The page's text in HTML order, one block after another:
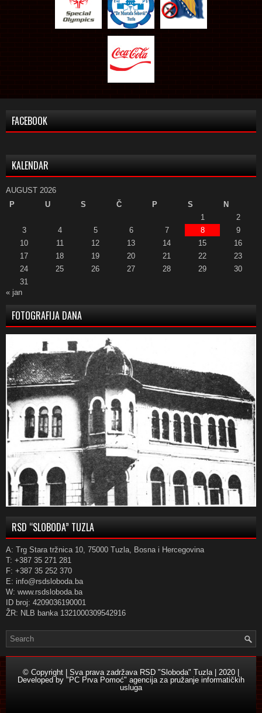
FACEBOOK
KALENDAR
AUGUST 2026
P
U S Č P S
N
1
2
3
4 5 6 7 8
9
10
11 12 13 14 15
16
17
18 19 20 21 22
23
24
25 26 27 28 29
30
31
« jan
FOTOGRAFIJA DANA
RSD “SLOBODA” TUZLA
A: Trg Stara tržnica 10, 75000 Tuzla, Bosna i Hercegovina
T: +387 35 271 281
F: +387 35 252 370
E: info@rsdsloboda.ba
W: www.rsdsloboda.ba
ID broj: 4209036190001
ŽR: NLB banka 1321000309542916
© Copyright | Sva prava zadržava RSD "Sloboda" Tuzla | 2020 |
Developed by "PC Prva Pomoć" agencija za pružanje informatičkih
usluga